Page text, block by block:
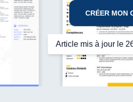
CRÉER MON
Article mis à jour le